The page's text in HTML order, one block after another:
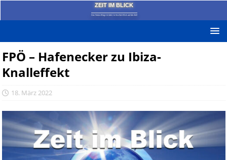
ZEIT IM BLICK
Das News-Blog mit dem kritischen Blick auf die Zeit!
FPÖ – Hafenecker zu Ibiza-
Knalleffekt
18. März 2022